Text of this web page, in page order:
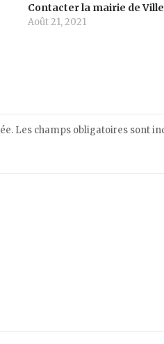
Contacter la mairie de
Août 21, 2021
Les champs obligatoires sont